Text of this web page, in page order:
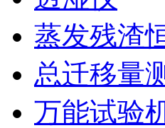
蒸发残渣
总迁移量
万能试验